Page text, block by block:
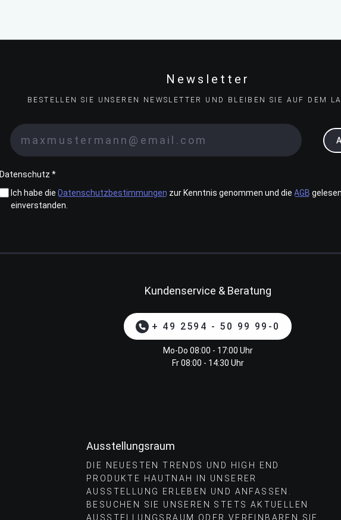
Newsletter
BESTELLEN SIE UNSEREN NEWSLETTER UND BLEIBEN SIE AUF DEM
Datenschutz *
Ich habe die Datenschutzbestimmungen zur Kenntnis genommen und die AGB
einverstanden.
Kundenservice & Beratung
+ 49 2594 - 50 99 99-0
Mo-Do 08:00 - 17:00 Uhr
Fr 08:00 - 14:30 Uhr
Ausstellungsraum
DIE NEUESTEN TRENDS UND HIGH END
PRODUKTE HAUTNAH IN UNSERER
AUSSTELLUNG ERLEBEN UND ANFASSEN.
BESUCHEN SIE UNSEREN STETS AKTUELLEN
AUSSTELLUNGSRAUM ODER VEREINBAREN SIE